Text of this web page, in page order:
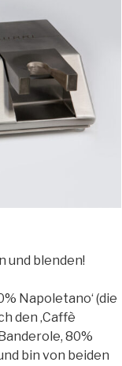
und blenden!
Napoletano‘ (die
den ‚Caffè
80%
bin von beiden